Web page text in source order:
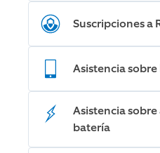
Suscripciones a
Asistencia sobre
Asistencia
batería